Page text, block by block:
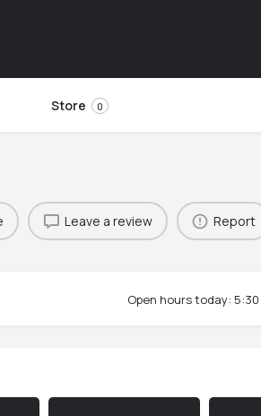
Store 0
Leave a review Report
Open hours today: